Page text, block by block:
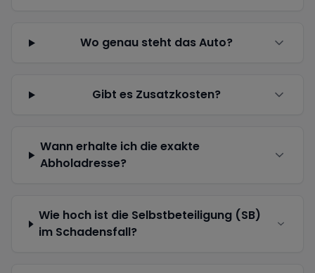
Wo genau steht das Auto?
Gibt es Zusatzkosten?
Wann erhalte ich die exakte
Abholadresse?
Wie hoch ist die Selbstbeteiligung (SB)
im Schadensfall?